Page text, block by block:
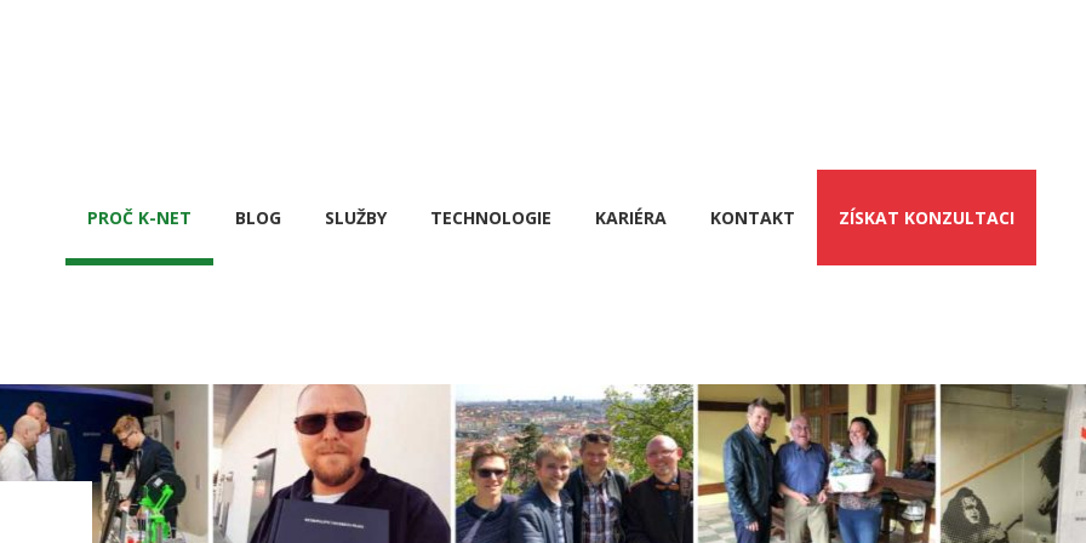
PROČ K-NET BLOG SLUŽBY TECHNOLOGIE KARIÉRA KONTAKT ZÍSKAT KONZULTACI